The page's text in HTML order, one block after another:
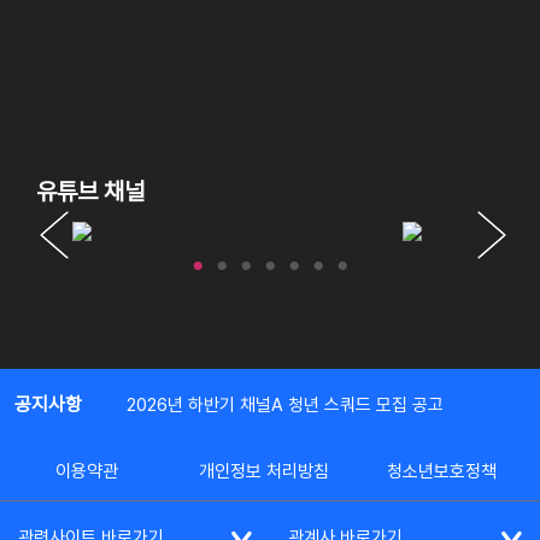
유튜브 채널
공지사항 2026년 하반기 채널A 청년 스쿼드 모집 공고
이용약관 개인정보 처리방침 청소년보호정책